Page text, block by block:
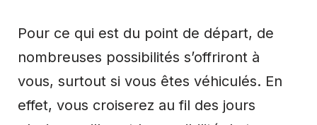
Pour ce qui est du point de départ, de
nombreuses possibilités s’offriront à
vous, surtout si vous êtes véhiculés. En
effet, vous croiserez au fil des jours